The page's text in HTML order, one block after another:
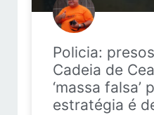
Policia:
Cadeia de
‘massa
estratégia é